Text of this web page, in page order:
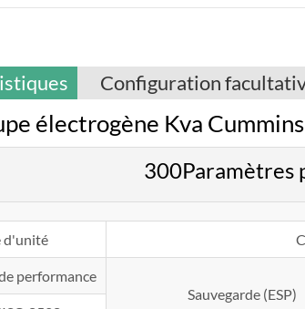
Configuration
électrogène Kva
300Paramètres
d'unité
performance
Sauvegarde (ESP)